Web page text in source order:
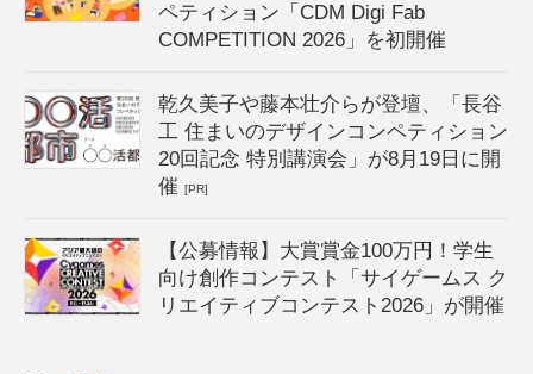
ペティション「CDM Digi Fab
COMPETITION 2026」を初開催
乾久美子や藤本壮介らが登壇、「長谷
工 住まいのデザインコンペティション
20回記念 特別講演会」が8月19日に開
催[PR]
【公募情報】大賞賞金100万円！学生
向け創作コンテスト「サイゲームス ク
リエイティブコンテスト2026」が開催